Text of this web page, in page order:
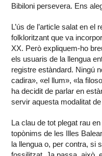
Bibiloni persevera. Ens
L’ús de l’article salat en
folkloritzant que va
XX. Però expliquem-ho
els usuaris de la llengua
registre estàndard. Ningú
cadira», «el llum», «la
ha decidit de parlar en
servir aquesta modalitat de
La clau de tot plegat rau
topònims de les Illes
la llengua o, per contra, si